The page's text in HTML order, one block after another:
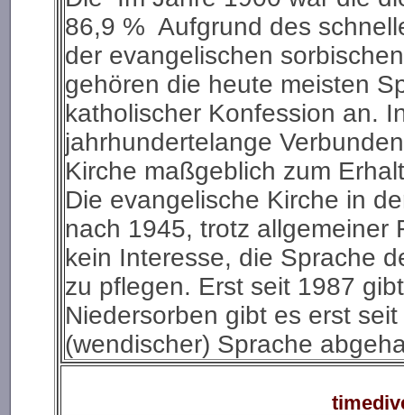
86,9 % Aufgrund des
der evangelischen
gehören die heute meisten
katholischer Konfession an.
jahrhundertelange
Kirche maßgeblich zum
Die evangelische Kirche in
nach 1945, trotz allgemeiner
kein Interesse, die Sprache
zu pflegen. Erst seit 1987
Niedersorben gibt es erst
(wendischer) Sprache